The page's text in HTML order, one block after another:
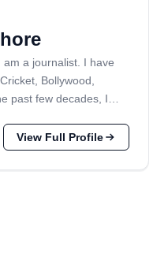
a journalist. I have
Bollywood,
past few decades, I…
View Full Profile